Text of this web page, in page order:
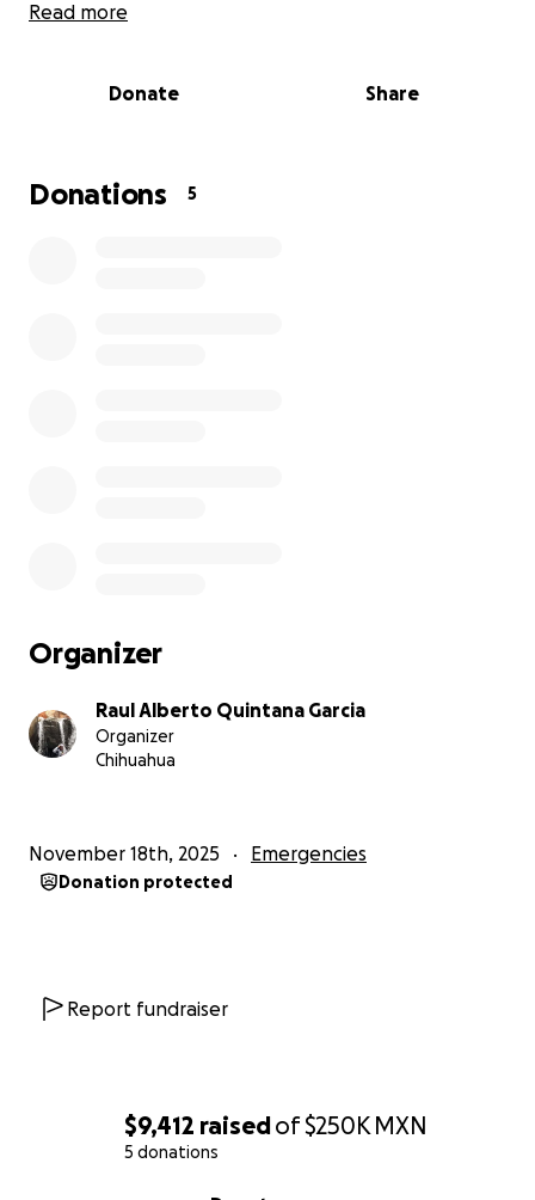
$9,412 raisedof$250K MXN
5 donations
quiroprácticos, físioterapias, ozonoterapia, masaje
han recomendado una fusión vertebral en L4-L5 a
me esforzado por ser autosuficiente en mis gastos,
Read more
Donate Share
Donations 5
Organizer
Raul Alberto Quintana Garcia
Organizer
Chihuahua
November 18th, 2025 Emergencies
Donation protected
Report fundraiser